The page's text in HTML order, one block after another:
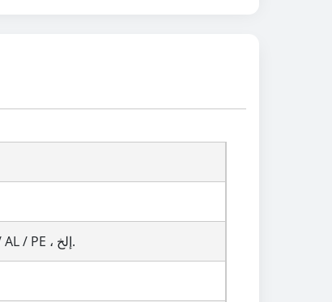
PET / PE أو PET / VMPET / PE أو مات OPP / VMPET / PE أو ورقة / PET / PE ، PET / AL / PE ، إلخ.